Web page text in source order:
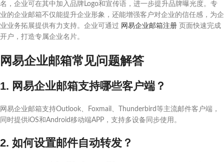
名，企业可在其中加入品牌Logo和宣传语，进一步提升品牌曝光度。专
业的企业邮箱不仅能提升企业形象，还能增强客户对企业的信任感，为企
业业务拓展提供有力支持。企业可通过 网易企业邮箱注册 页面快速完成
开户，打造专属企业名片。
网易企业邮箱常见问题解答
1. 网易企业邮箱支持哪些客户端？
网易企业邮箱支持Outlook、Foxmail、Thunderbird等主流邮件客户端，
同时提供iOS和Android移动端APP，支持多设备同步使用。
2. 如何设置邮件自动转发？